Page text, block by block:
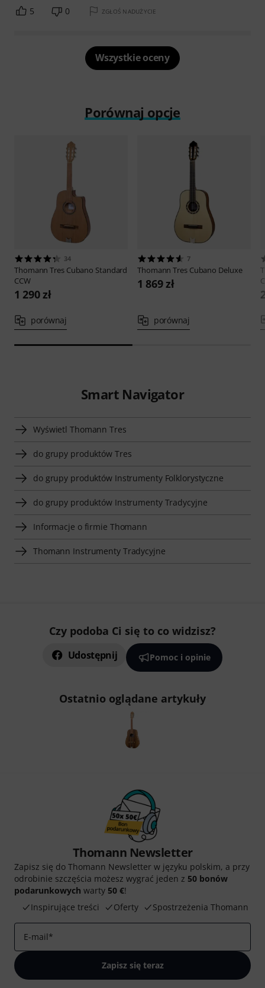
5 0 ZGŁOŚ NADUŻYCIE
Wszystkie oceny
Porównaj opcje
34
ThomannTres Cubano Standard
CCW
1 290 zł
porównaj
7
ThomannTres Cubano Deluxe
1 869 zł
porównaj
Smart Navigator
Wyświetl Thomann Tres
do grupy produktów Tres
do grupy produktów Instrumenty Folklorystyczne
do grupy produktów Instrumenty Tradycyjne
Informacje o firmie Thomann
Thomann Instrumenty Tradycyjne
Czy podoba Ci się to co widzisz?
Udostępnij Pomoc i opinie
Ostatnio oglądane artykuły
Thomann Newsletter
Zapisz się do Thomann Newsletter w języku polskim, a przy
odrobinie szczęścia możesz wygrać jeden z 50 bonów
podarunkowych warty 50 €!
Inspirujące treści
Oferty Spostrzeżenia Thomann
E-mail*
Zapisz się teraz